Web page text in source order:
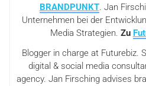
BRANDPUNKT. Jan
Unternehmen bei der
Media Strategien. Zu
Blogger in charge at Futurebiz.
digital & social media
agency. Jan Firsching advises